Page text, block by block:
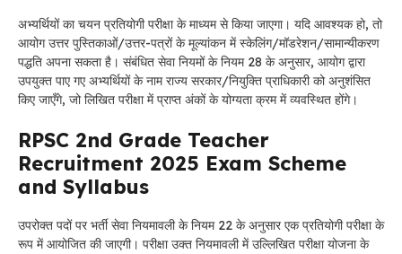
अभ्यर्थियों का चयन प्रतियोगी परीक्षा के माध्यम से किया जाएगा। यदि आवश्यक हो, तो
आयोग उत्तर पुस्तिकाओं/उत्तर-पत्रों के मूल्यांकन में स्केलिंग/मॉडरेशन/सामान्यीकरण
पद्धति अपना सकता है। संबंधित सेवा नियमों के नियम 28 के अनुसार, आयोग द्वारा
उपयुक्त पाए गए अभ्यर्थियों के नाम राज्य सरकार/नियुक्ति प्राधिकारी को अनुशंसित
किए जाएँगे, जो लिखित परीक्षा में प्राप्त अंकों के योग्यता क्रम में व्यवस्थित होंगे।
RPSC 2nd Grade Teacher
Recruitment 2025 Exam Scheme
and Syllabus
उपरोक्त पदों पर भर्ती सेवा नियमावली के नियम 22 के अनुसार एक प्रतियोगी परीक्षा के
रूप में आयोजित की जाएगी। परीक्षा उक्त नियमावली में उल्लिखित परीक्षा योजना के